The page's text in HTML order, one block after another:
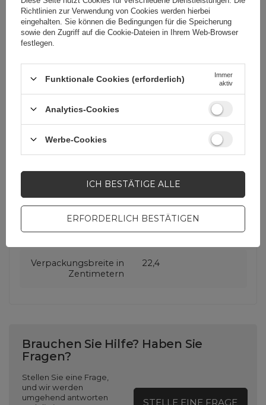
Für dieses Produkt
zuständige Stelle in
3mk Protection sp. z
Serie 3mk FlexibleGlass
Verpackungslänge in
1
Verpackungsbreite in
Zentimetern
22,4
Brauchen Sie Hilfe? Haben Sie
Fragen?
Stellen Sie eine Frage,
und wir werden
umgehend antworten
STELLE EINE FRAGE
Richtlinien zur Verwendung von Cookies werden hierbei
eingehalten. Sie können die Bedingungen für die Speicherung
sowie den Zugriff auf die Cookie-Dateien in Ihrem Web-Browser
festlegen.
Funktionale Cookies (erforderlich)
Immer
aktiv
Analytics-Cookies
Werbe-Cookies
ERFORDERLICH BESTÄTIGEN
ICH BESTÄTIGE ALLE